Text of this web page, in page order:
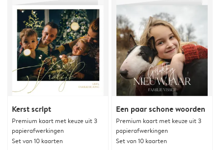
Kerst script
Premium kaart met keuze uit 3
papierafwerkingen
Set van 10 kaarten
Een paar schone woorden
Premium kaart met keuze uit 3
papierafwerkingen
Set van 10 kaarten